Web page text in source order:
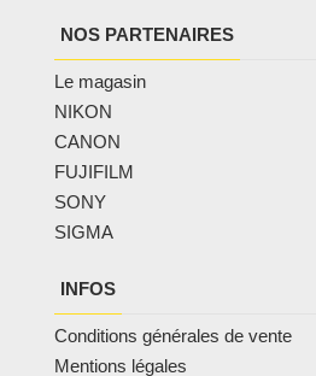
NOS PARTENAIRES
Le magasin
NIKON
CANON
FUJIFILM
SONY
SIGMA
INFOS
Conditions générales de vente
Mentions légales